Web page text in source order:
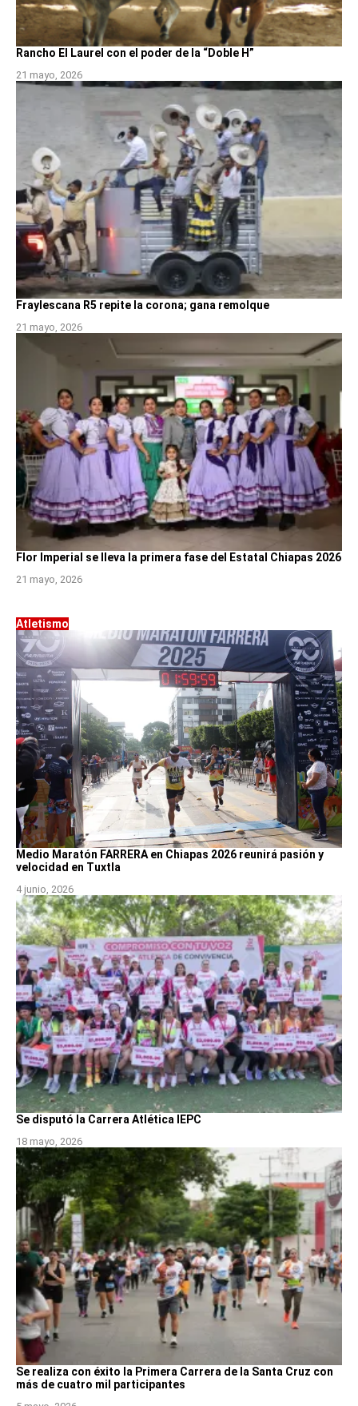
Rancho El Laurel con el poder de la “Doble H”
21 mayo, 2026
Fraylescana R5 repite la corona; gana remolque
21 mayo, 2026
Flor Imperial se lleva la primera fase del Estatal Chiapas 2026
21 mayo, 2026
Atletismo
Medio Maratón FARRERA en Chiapas 2026 reunirá pasión y
velocidad en Tuxtla
4 junio, 2026
Se disputó la Carrera Atlética IEPC
18 mayo, 2026
Se realiza con éxito la Primera Carrera de la Santa Cruz con
más de cuatro mil participantes